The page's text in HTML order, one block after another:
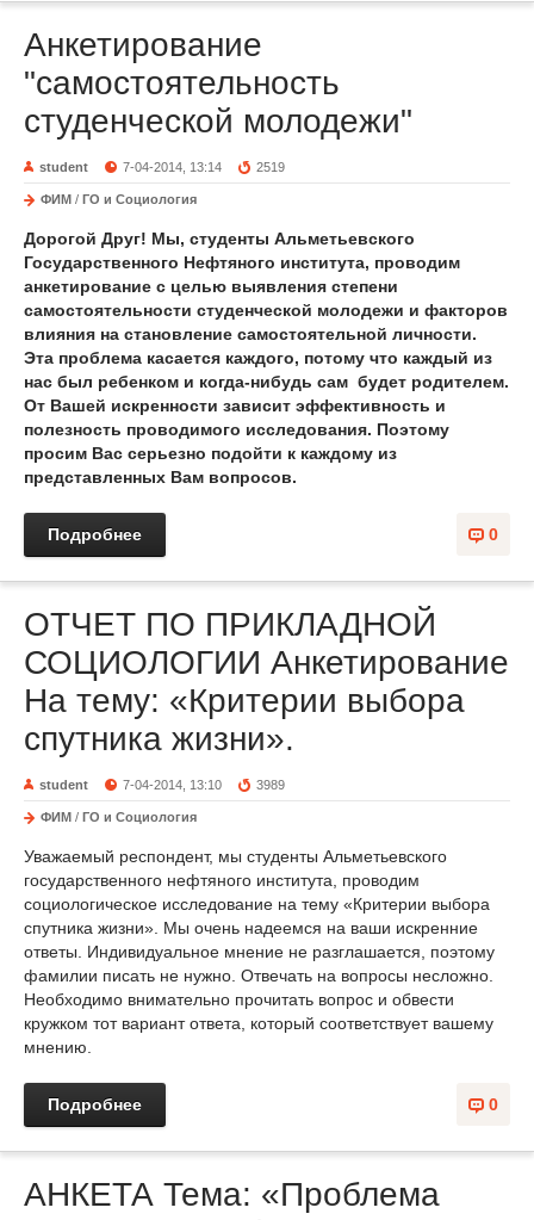
Анкетирование
"самостоятельность
студенческой молодежи"
student 7-04-2014, 13:14 2519
ФИМ / ГО и Социология
Дорогой Друг! Мы, студенты Альметьевского
Государственного Нефтяного института, проводим
анкетирование с целью выявления степени
самостоятельности студенческой молодежи и факторов
влияния на становление самостоятельной личности.
Эта проблема касается каждого, потому что каждый из
нас был ребенком и когда-нибудь сам будет родителем.
От Вашей искренности зависит эффективность и
полезность проводимого исследования. Поэтому
просим Вас серьезно подойти к каждому из
представленных Вам вопросов.
0
Подробнее
ОТЧЕТ ПО ПРИКЛАДНОЙ
СОЦИОЛОГИИ Анкетирование
На тему: «Критерии выбора
спутника жизни».
student 7-04-2014, 13:10 3989
ФИМ / ГО и Социология
Уважаемый респондент, мы студенты Альметьевского
государственного нефтяного института, проводим
социологическое исследование на тему «Критерии выбора
спутника жизни». Мы очень надеемся на ваши искренние
ответы. Индивидуальное мнение не разглашается, поэтому
фамилии писать не нужно. Отвечать на вопросы несложно.
Необходимо внимательно прочитать вопрос и обвести
кружком тот вариант ответа, который соответствует вашему
мнению.
0
Подробнее
АНКЕТА Тема: «Проблема